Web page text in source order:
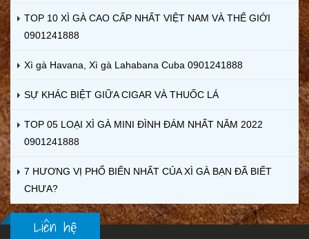
TOP 10 XÌ GÀ CAO CẤP NHẤT VIỆT NAM VÀ THẾ GIỚI
0901241888
Xì gà Havana, Xì gà Lahabana Cuba 0901241888
SỰ KHÁC BIỆT GIỮA CIGAR VÀ THUỐC LÁ
TOP 05 LOẠI XÌ GÀ MINI ĐÌNH ĐÁM NHẤT NĂM 2022
0901241888
7 HƯƠNG VỊ PHỔ BIẾN NHẤT CỦA XÌ GÀ BẠN ĐÃ BIẾT
CHƯA?
Liên hệ